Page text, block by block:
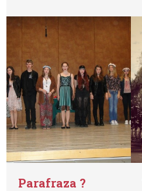
Parafraza ?